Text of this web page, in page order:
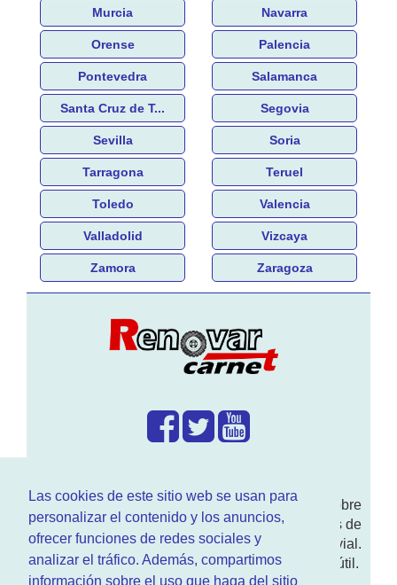
Las cookies de este sitio web se usan para
personalizar el contenido y los anuncios,
ofrecer funciones de redes sociales y
analizar el tráfico. Además, compartimos
información sobre el uso que haga del sitio
Murcia Navarra
Orense Palencia
Pontevedra Salamanca
Santa Cruz de T... Segovia
Sevilla Soria
Tarragona Teruel
Toledo Valencia
Valladolid Vizcaya
Zamora Zaragoza
Enwww.RenovarCarnet.comTe contamos sobre
larenovación del permisode conducir, noticias de
actualidad motor y sobre todo seguridad vial.
Ademas tenemos todo tipo de información DGT útil.